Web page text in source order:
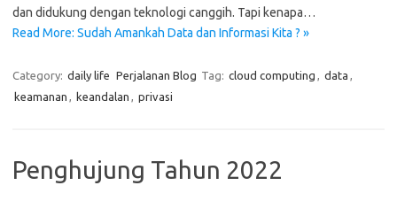
dan didukung dengan teknologi canggih. Tapi kenapa…
Read More: Sudah Amankah Data dan Informasi Kita ? »
Category: daily life Perjalanan Blog Tag: cloud computing , data ,
keamanan , keandalan , privasi
Penghujung Tahun 2022